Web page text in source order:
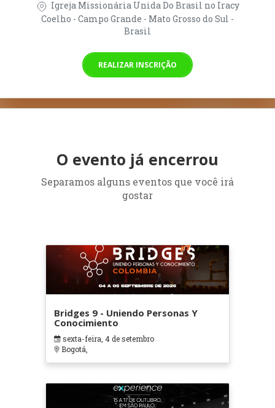
Igreja Missionária Unida Do Brasil no Iracy
Coelho - Campo Grande - Mato Grosso do Sul -
Brasil
REALIZAR INSCRIÇÃO
O evento já encerrou
Separamos alguns eventos que você irá
gostar
Bridges 9 - Uniendo Personas Y
Conocimiento
sexta-feira, 4 de setembro
Bogotá,